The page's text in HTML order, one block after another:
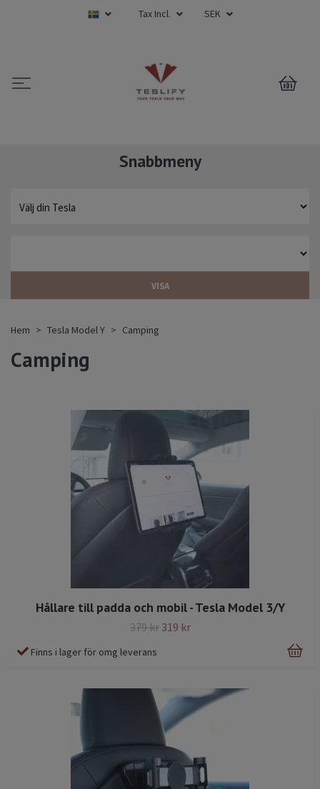
Tax Incl. SEK
0
Snabbmeny
VISA
Hem Tesla Model Y Camping
Camping
Hållare till padda och mobil - Tesla Model 3/Y
379 kr 319 kr
Finns i lager för omg leverans